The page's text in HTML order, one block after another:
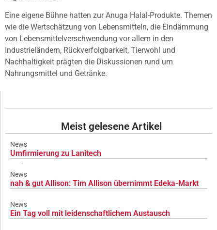
Eine eigene Bühne hatten zur Anuga Halal-Produkte. Themen
wie die Wertschätzung von Lebensmitteln, die Eindämmung
von Lebensmittelverschwendung vor allem in den
Industrieländern, Rückverfolgbarkeit, Tierwohl und
Nachhaltigkeit prägten die Diskussionen rund um
Nahrungsmittel und Getränke.
Meist gelesene Artikel
News
Umfirmierung zu Lanitech
News
nah & gut Allison: Tim Allison übernimmt Edeka-Markt
News
Ein Tag voll mit leidenschaftlichem Austausch